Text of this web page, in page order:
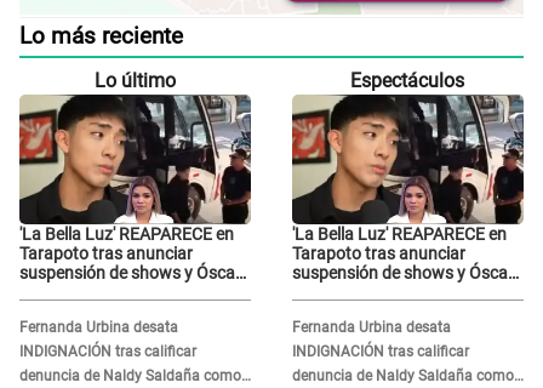
Lo más reciente
Lo último
'La Bella Luz' REAPARECE en
Tarapoto tras anunciar
suspensión de shows y Óscar
Fernanda Urbina desata
INDIGNACIÓN tras calificar
denuncia de Naldy Saldaña como
Espectáculos
'La Bella Luz' REAPARECE en
Tarapoto tras anunciar
suspensión de shows y Óscar
Fernanda Urbina desata
INDIGNACIÓN tras calificar
denuncia de Naldy Saldaña como